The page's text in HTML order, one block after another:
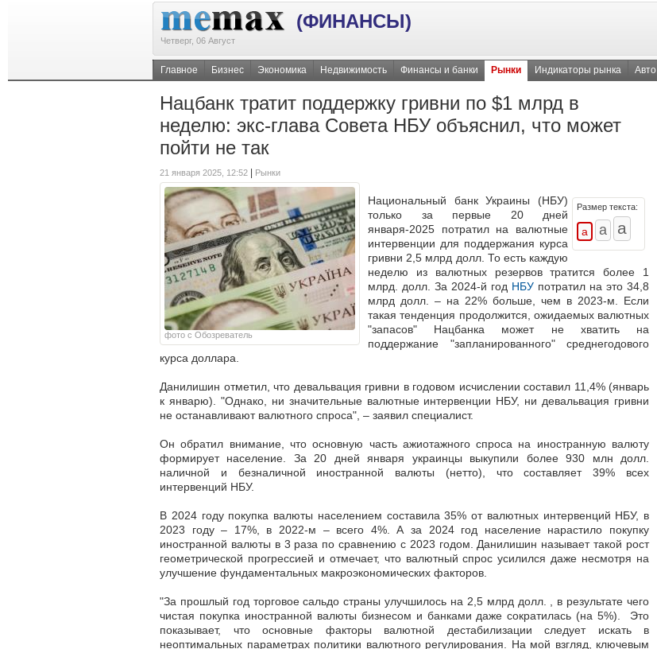
(ФИНАНСЫ)
Четверг, 06 Август
Главное Бизнес Экономика Недвижимость Финансы и банки Рынки Индикаторы рынка Авто
Нацбанк тратит поддержку гривни по $1 млрд в
неделю: экс-глава Совета НБУ объяснил, что может
пойти не так
21 января 2025, 12:52 Рынки
фото с Обозреватель
Размер текста:
Национальный банк Украины (НБУ)
только за первые 20 дней
января-2025 потратил на валютные
интервенции для поддержания курса
гривни 2,5 млрд долл. То есть каждую
неделю из валютных резервов тратится более 1
млрд. долл. За 2024-й год НБУ потратил на это 34,8
млрд долл. – на 22% больше, чем в 2023-м. Если
такая тенденция продолжится, ожидаемых валютных
"запасов" Нацбанка может не хватитьна
поддержание "запланированного" среднегодового
курса доллара.
Данилишин отметил, что девальвация гривни в годовом исчислении составил 11,4% (январь
к январю). "Однако, ни значительные валютные интервенции НБУ, ни девальвация гривни
не останавливают валютного спроса", – заявил специалист.
Он обратил внимание, что основную часть ажиотажного спроса на иностранную валюту
формирует население. За 20 дней января украинцы выкупили более 930 млн долл.
наличной и безналичной иностранной валюты (нетто), что составляет 39% всех
интервенций НБУ.
В 2024 году покупка валюты населением составила 35% от валютных интервенций НБУ, в
2023 году – 17%, в 2022-м – всего 4%. А за 2024 год население нарастило покупку
иностранной валюты в 3 раза по сравнению с 2023 годом. Данилишин называет такой рост
геометрической прогрессией и отмечает, что валютный спрос усилился даже несмотря на
улучшение фундаментальных макроэкономических факторов.
"За прошлый год торговое сальдо страны улучшилось на 2,5 млрд долл. , в результате чего
чистая покупка иностранной валюты бизнесом и банками даже сократилась (на 5%). Это
показывает, что основные факторы валютной дестабилизации следует искать в
неоптимальных параметрах политики валютного регулирования. На мой взгляд, ключевым